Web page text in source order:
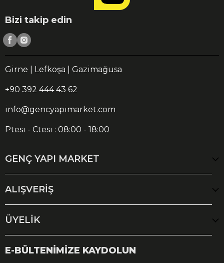
Bizi takip edin
Girne | Lefkoşa | Gazimağusa
+90 392 444 43 62
info@gencyapimarket.com
Ptesi - Ctesi : 08:00 - 18:00
GENÇ YAPI MARKET
ALIŞVERİŞ
ÜYELİK
E-BÜLTENİMİZE KAYDOLUN